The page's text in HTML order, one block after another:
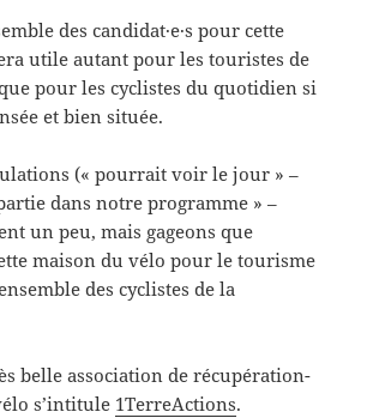
des candidat·e·s pour cette
utile autant pour les touristes de
pour les cyclistes du quotidien si
et bien située.
(« pourrait voir le jour » –
dans notre programme » –
un peu, mais gageons que
maison du vélo pour le tourisme
des cyclistes de la
belle association de récupération-
s’intitule 1TerreActions.